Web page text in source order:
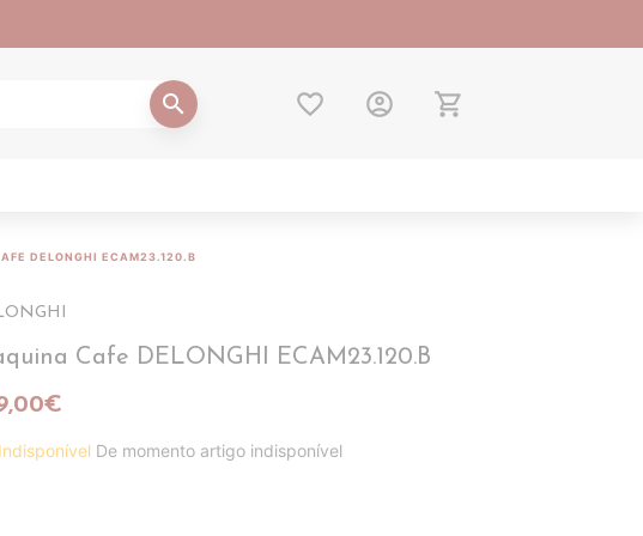
search favorite_border account_circle shopping_cart
DELONGHI ECAM23.120.B
Cafe DELONGHI ECAM23.120.B
Indisponível De momento artigo indisponível